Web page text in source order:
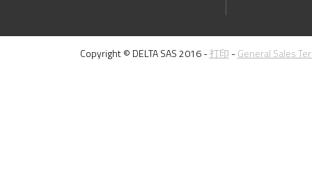
Copyright © DELTA SAS 2016 -打印 -General Sales